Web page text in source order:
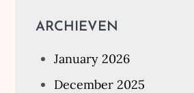
ARCHIEVEN
January 2026
December 2025